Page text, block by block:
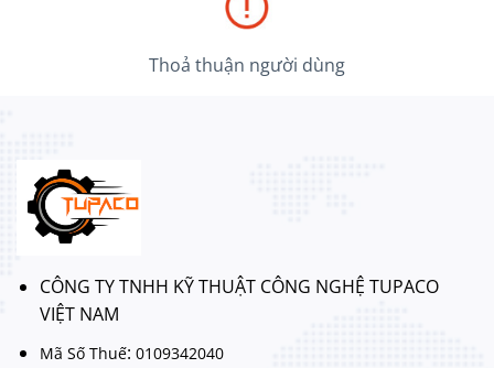
Thoả thuận người dùng
CÔNG TY TNHH KỸ THUẬT CÔNG NGHỆ TUPACO
VIỆT NAM
Mã Số Thuế: 0109342040